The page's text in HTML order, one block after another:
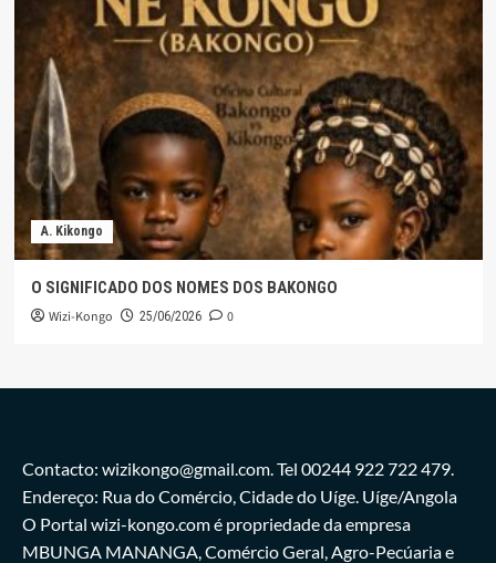
A. Kikongo
O SIGNIFICADO DOS NOMES DOS BAKONGO
Wizi-Kongo 25/06/2026 0
Contacto: wizikongo@gmail.com. Tel 00244 922 722 479.
Endereço: Rua do Comércio, Cidade do Uíge. Uíge/Angola
O Portal wizi-kongo.com é propriedade da empresa
MBUNGA MANANGA, Comércio Geral, Agro-Pecúaria e